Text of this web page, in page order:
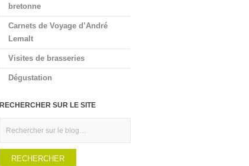
bretonne
Carnets de Voyage d’André
Lemalt
Visites de brasseries
Dégustation
RECHERCHER SUR LE SITE